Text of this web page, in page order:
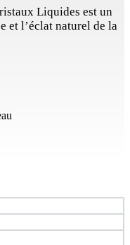
Liquides est un
et l’éclat naturel de la